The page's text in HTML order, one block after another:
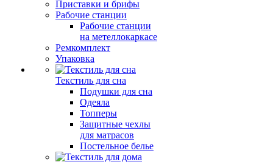
Приставки и брифы
Рабочие станции
Рабочие станции
на метеллокаркасе
Ремкомплект
Упаковка
Текстиль для сна
Подушки для сна
Одеяла
Топперы
Защитные чехлы
для матрасов
Постельное белье